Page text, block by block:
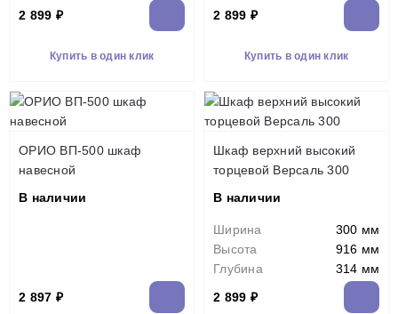
2 899 ₽
Купить в один клик
2 899 ₽
Купить в один клик
ОРИО ВП-500 шкаф
навесной
В наличии
2 897 ₽
Шкаф верхний высокий
торцевой Версаль 300
В наличии
Ширина
300 мм
Высота
916 мм
Глубина
314 мм
2 899 ₽